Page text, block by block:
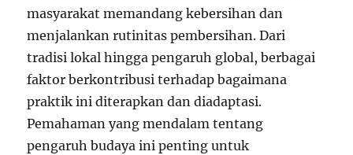
masyarakat memandang kebersihan dan
menjalankan rutinitas pembersihan. Dari
tradisi lokal hingga pengaruh global, berbagai
faktor berkontribusi terhadap bagaimana
praktik ini diterapkan dan diadaptasi.
Pemahaman yang mendalam tentang
pengaruh budaya ini penting untuk